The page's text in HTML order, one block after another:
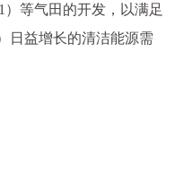
）等气田的开发，以满足
日益增长的清洁能源需